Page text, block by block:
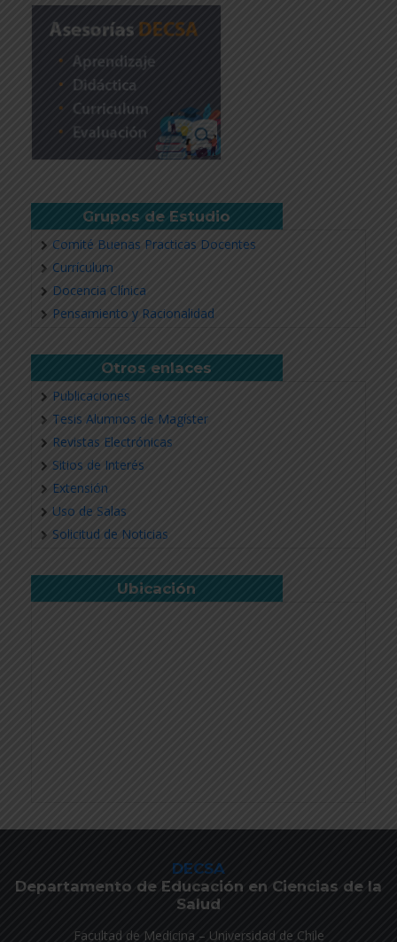
Grupos de Estudio
Comité Buenas Practicas Docentes
Currículum
Docencia Clínica
Pensamiento y Racionalidad
Otros enlaces
Publicaciones
Tesis Alumnos de Magíster
Revistas Electrónicas
Sitios de Interés
Extensión
Uso de Salas
Solicitud de Noticias
Ubicación
DECSA
Departamento de Educación en Ciencias de la
Salud
Facultad de Medicina – Universidad de Chile
Revisar más información